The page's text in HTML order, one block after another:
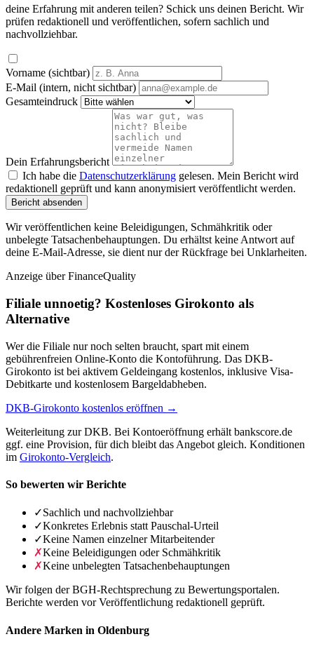
deine Erfahrung mit anderen teilen? Schick uns deinen Bericht. Wir
prüfen redaktionell und veröffentlichen, sofern sachlich und
nachvollziehbar.
Vorname (sichtbar)
E-Mail (intern, nicht sichtbar)
Gesamteindruck
Dein Erfahrungsbericht
Ich habe die Datenschutzerklärung gelesen. Mein Bericht wird
redaktionell geprüft und kann anonymisiert veröffentlicht werden.
Bericht absenden
Wir veröffentlichen keine Beleidigungen, Schmähkritik oder
unbelegte Tatsachenbehauptungen. Du erhältst keine Antwort auf
deine E-Mail-Adresse, sie dient nur der Rückfrage bei Unklarheiten.
Anzeige über FinanceQuality
Filiale unnoetig? Kostenloses Girokonto als
Alternative
Wer die Filiale nur noch selten braucht, spart mit einem
gebührenfreien Online-Konto die Kontoführung. Das DKB-
Girokonto ist bei aktivem Geldeingang kostenlos, inklusive Visa-
Debitkarte und kostenlosem Bargeldabheben.
DKB-Girokonto kostenlos eröffnen →
Weiterleitung zur DKB. Bei Kontoeröffnung erhält bankscore.de
ggf. eine Provision, für dich bleibt das Angebot gleich. Konditionen
im Girokonto-Vergleich.
So bewerten wir Berichte
✓Sachlich und nachvollziehbar
✓Konkretes Erlebnis statt Pauschal-Urteil
✓Keine Namen einzelner Mitarbeitender
✗Keine Beleidigungen oder Schmähkritik
✗Keine unbelegten Tatsachenbehauptungen
Wir folgen der BGH-Rechtsprechung zu Bewertungsportalen.
Berichte werden vor Veröffentlichung redaktionell geprüft.
Andere Marken in Oldenburg